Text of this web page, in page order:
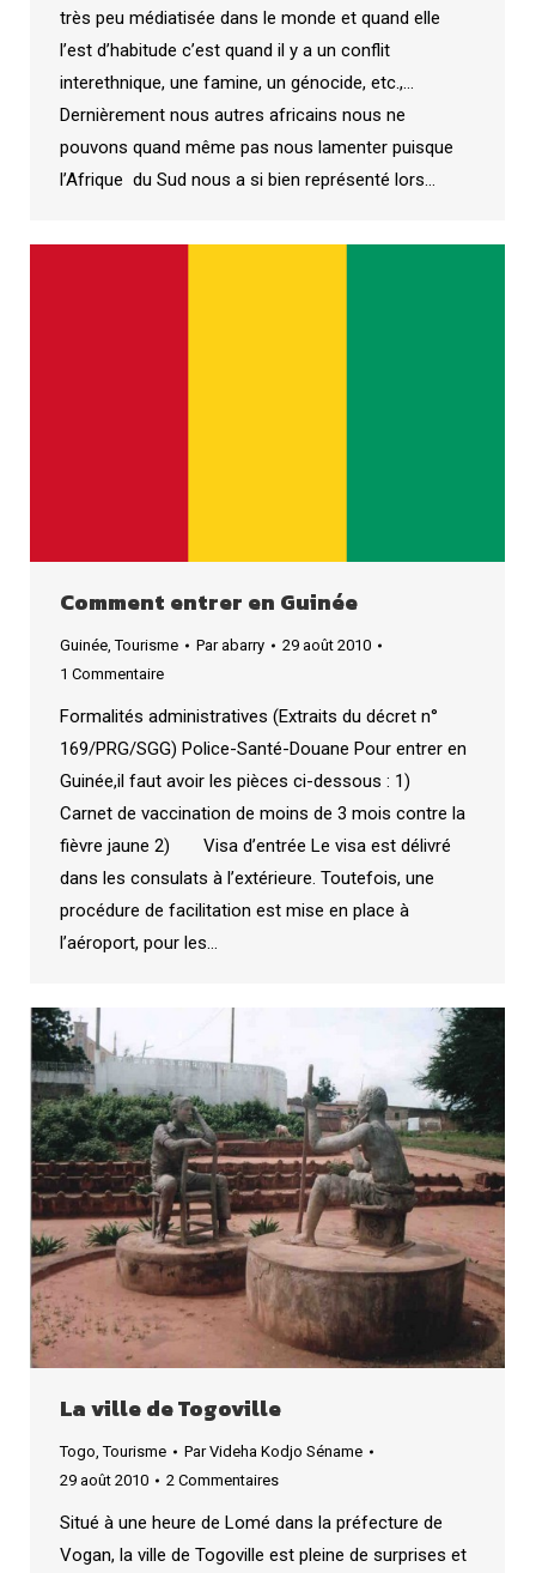
très peu médiatisée dans le monde et quand elle
l’est d’habitude c’est quand il y a un conflit
interethnique, une famine, un génocide, etc.,…
Dernièrement nous autres africains nous ne
pouvons quand même pas nous lamenter puisque
l’Afrique du Sud nous a si bien représenté lors…
Comment entrer en Guinée
Guinée ,Tourisme Parabarry
29 août 2010
1 Commentaire
Formalités administratives (Extraits du décret n°
169/PRG/SGG) Police-Santé-Douane Pour entrer en
Guinée,il faut avoir les pièces ci-dessous : 1)
Carnet de vaccination de moins de 3 mois contre la
fièvre jaune 2) Visa d’entrée Le visa est délivré
dans les consulats à l’extérieure. Toutefois, une
procédure de facilitation est mise en place à
l’aéroport, pour les…
La ville de Togoville
Togo ,Tourisme ParVideha Kodjo Séname
29 août 2010
2 Commentaires
Situé à une heure de Lomé dans la préfecture de
Vogan, la ville de Togoville est pleine de surprises et